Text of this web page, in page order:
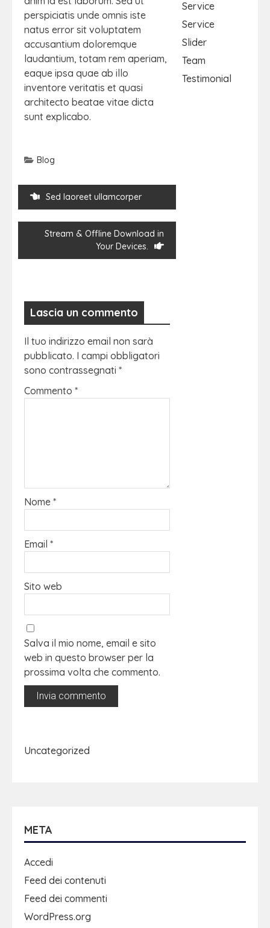
perspiciatis unde omnis iste
natus error sit voluptatem
accusantium doloremque
laudantium, totam rem aperiam,
eaque ipsa quae ab illo
inventore veritatis et quasi
architecto beatae vitae dicta
sunt explicabo.
Blog
Sed laoreet ullamcorper
Stream & Offline Download in
Your Devices.
Lascia un commento
Il tuo indirizzo email non sarà
pubblicato. I campi obbligatori
sono contrassegnati *
Commento *
Nome *
Email *
Sito web
Salva il mio nome, email e sito
web in questo browser per la
prossima volta che commento.
Service
Service
Slider
Team
Testimonial
Uncategorized
META
Accedi
Feed dei contenuti
Feed dei commenti
WordPress.org